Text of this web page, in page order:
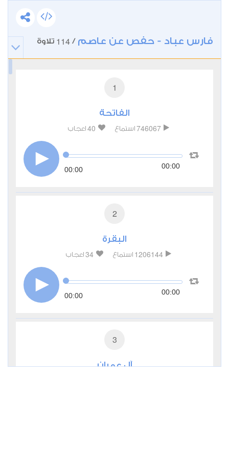
فارس عباد - حفص عن عاصم /
114 تلاوة
1
الفاتحة
746067 استماع 40 اعجاب
00:00 00:00
2
البقرة
1206144 استماع 34 اعجاب
00:00 00:00
3
آل عمران